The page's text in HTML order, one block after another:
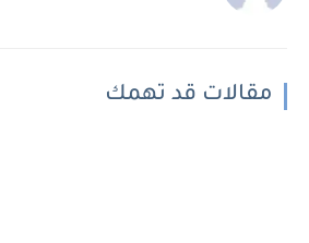
مقالات قد تهمك